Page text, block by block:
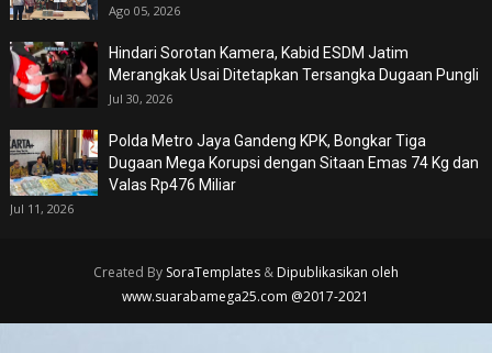
Ago 05, 2026
Hindari Sorotan Kamera, Kabid ESDM Jatim
Merangkak Usai Ditetapkan Tersangka Dugaan Pungli
Jul 30, 2026
Polda Metro Jaya Gandeng KPK, Bongkar Tiga
Dugaan Mega Korupsi dengan Sitaan Emas 74 Kg dan
Valas Rp476 Miliar
Jul 11, 2026
Created By SoraTemplates& Dipublikasikan oleh
www.suarabamega25.com @2017-2021